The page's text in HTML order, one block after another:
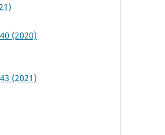
(2020)
(2021)